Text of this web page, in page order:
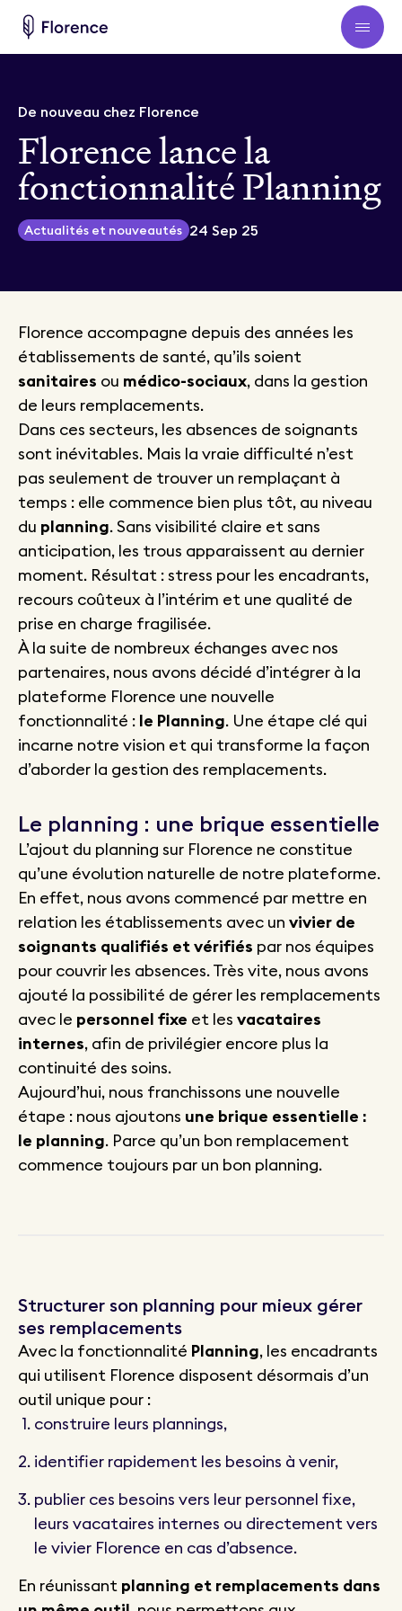
Devenir vacataire Florence
Notre entreprise
connecter Admin
un RDV
l'appli
De nouveau chez Florence
Florence lance la
fonctionnalité Planning
Actualités et nouveautés 24 Sep 25
Florence accompagne depuis des années les
établissements de santé, qu’ils soient
sanitaires ou médico-sociaux, dans la gestion
de leurs remplacements.
Dans ces secteurs, les absences de soignants
sont inévitables. Mais la vraie difficulté n’est
pas seulement de trouver un remplaçant à
temps : elle commence bien plus tôt, au niveau
du planning. Sans visibilité claire et sans
anticipation, les trous apparaissent au dernier
moment. Résultat : stress pour les encadrants,
recours coûteux à l’intérim et une qualité de
prise en charge fragilisée.
À la suite de nombreux échanges avec nos
partenaires, nous avons décidé d’intégrer à la
plateforme Florence une nouvelle
fonctionnalité : le Planning. Une étape clé qui
incarne notre vision et qui transforme la façon
d’aborder la gestion des remplacements.
Le planning : une brique essentielle
L’ajout du planning sur Florence ne constitue
qu’une évolution naturelle de notre plateforme.
En effet, nous avons commencé par mettre en
relation les établissements avec unvivier de
soignants qualifiés et vérifiés par nos équipes
pour couvrir les absences. Très vite, nous avons
ajouté la possibilité de gérer les remplacements
avec le personnel fixe et lesvacataires
internes, afin de privilégier encore plus la
continuité des soins.
Aujourd’hui, nous franchissons une nouvelle
étape : nous ajoutons une brique essentielle :
le planning. Parce qu’un bon remplacement
commence toujours par un bon planning.
Structurer son planning pour mieux gérer
ses remplacements
Avec la fonctionnalité Planning, les encadrants
qui utilisent Florence disposent désormais d’un
outil unique pour :
construire leurs plannings,
identifier rapidement les besoins à venir,
publier ces besoins vers leur personnel fixe,
leurs vacataires internes ou directement vers
le vivier Florence en cas d’absence.
En réunissant planning et remplacements dans